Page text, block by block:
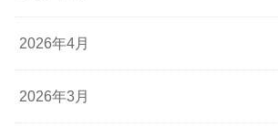
2026年4月
2026年3月